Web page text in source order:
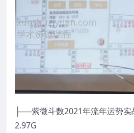
├──紫微斗数2021年流年运势
2.97G